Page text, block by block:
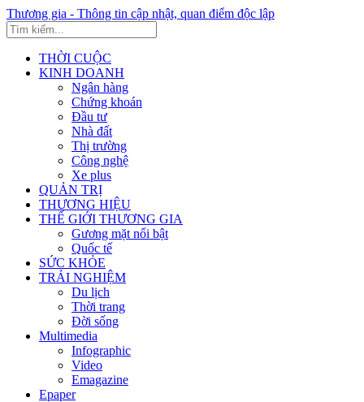
Thương gia - Thông tin cập nhật, quan điểm độc lập
THỜI CUỘC
KINH DOANH
Ngân hàng
Chứng khoán
Đầu tư
Nhà đất
Thị trường
Công nghệ
Xe plus
QUẢN TRỊ
THƯƠNG HIỆU
THẾ GIỚI THƯƠNG GIA
Gương mặt nổi bật
Quốc tế
SỨC KHỎE
TRẢI NGHIỆM
Du lịch
Thời trang
Đời sống
Multimedia
Infographic
Video
Emagazine
Epaper